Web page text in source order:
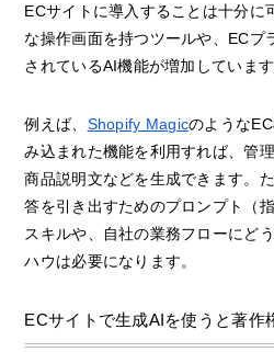
ECサイトに導入することは十分に
な操作画面を持つツールや、ECプ
されているAI機能が増加しています
例えば、 Shopify Magicのような
み込まれた機能を利用すれば、管
商品説明文などを生成できます。
答を引き出すためのプロンプト（
スキルや、自社の業務フローにど
ハウは必要になります。
ECサイトで生成AIを使うと著作